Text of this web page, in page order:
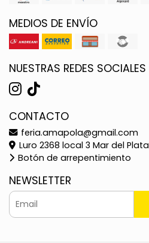
MEDIOS DE ENVÍO
NUESTRAS REDES SOCIALES
CONTACTO
feria.amapola@gmail.com
Luro 2368 local 3 Mar del Plata
Botón de arrepentimiento
NEWSLETTER